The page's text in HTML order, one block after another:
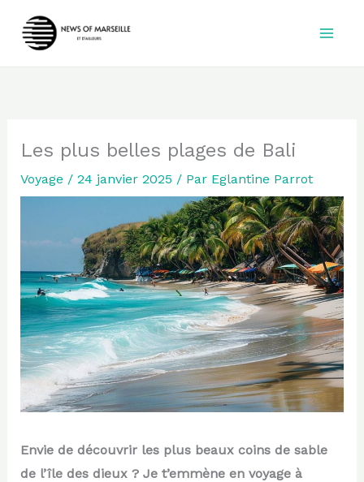
Les plus belles plages de Bali
Voyage / 24 janvier 2025 / Par Eglantine Parrot
Envie de découvrir les plus beaux coins de sable
de l’île des dieux ? Je t’emmène en voyage à